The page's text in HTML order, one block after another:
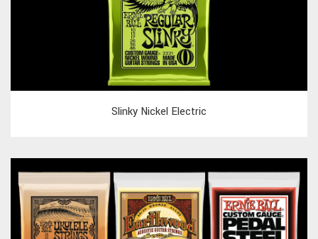
Slinky Nickel Electric